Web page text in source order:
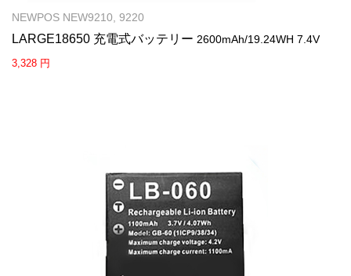
NEWPOS NEW9210, 9220
LARGE18650 充電式バッテリー 2600mAh/19.24WH 7.4V
3,328 円